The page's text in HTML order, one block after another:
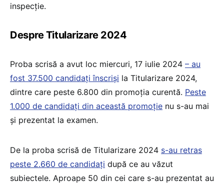
inspecție.
Despre Titularizare 2024
Proba scrisă a avut loc miercuri, 17 iulie 2024 – au
fost 37.500 candidați înscriși la Titularizare 2024,
dintre care peste 6.800 din promoția curentă. Peste
1.000 de candidați din această promoție nu s-au mai
și prezentat la examen.
De la proba scrisă de Titularizare 2024 s-au retras
peste 2.660 de candidați după ce au văzut
subiectele. Aproape 50 din cei care s-au prezentat au